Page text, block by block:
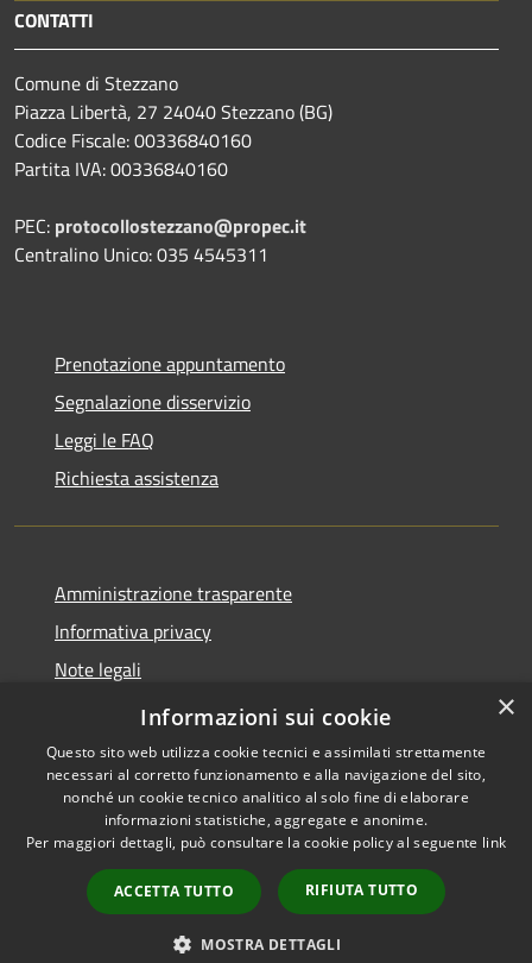
CONTATTI
Comune di Stezzano
Piazza Libertà, 27 24040 Stezzano (BG)
Codice Fiscale: 00336840160
Partita IVA: 00336840160
PEC: protocollostezzano@propec.it
Centralino Unico: 035 4545311
Prenotazione appuntamento
Segnalazione disservizio
Leggi le FAQ
Richiesta assistenza
Amministrazione trasparente
Informativa privacy
Note legali
Dichiarazione di accessibilità
Accessibilità
Copyright © 2026 • Comune di
Stezzano • Powered by
Municipium•
Accesso
redazione
×
Informazioni sui cookie
Questo sito web utilizza cookie tecnici e assimilati strettamente
necessari al corretto funzionamento e alla navigazione del sito,
nonché un cookie tecnico analitico al solo fine di elaborare
informazioni statistiche, aggregate e anonime.
Per maggiori dettagli, può consultare la cookie policy al seguente link
ACCETTA TUTTO RIFIUTA TUTTO
MOSTRA DETTAGLI